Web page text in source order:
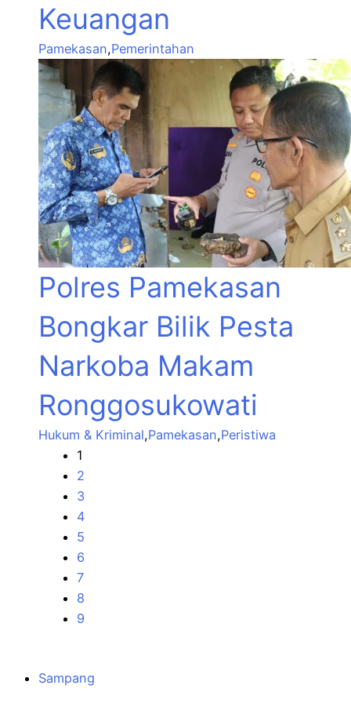
Keuangan
Pamekasan,Pemerintahan
Polres Pamekasan
Bongkar Bilik Pesta
Narkoba Makam
Ronggosukowati
Hukum & Kriminal,Pamekasan,Peristiwa
1
2
3
4
5
6
7
8
9
Sampang